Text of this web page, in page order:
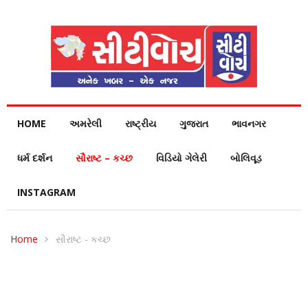
HOME અમરેલી રાષ્ટ્રીય ગુજરાત ભાવનગર
ધર્મ દર્શન સૌરાષ્ટ – કચ્છ વિડિયો ગેલેરી બોલિવૂડ
INSTAGRAM
Home સૌરાષ્ટ - કચ્છ